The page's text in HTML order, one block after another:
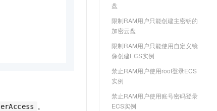
。
盘
限制RAM用户只能创建主密钥的
加密云盘
限制RAM用户只能使用自定义镜
像创建ECS实例
禁止RAM用户使用root登录ECS
实例
禁止RAM用户使用账号密码登录
ECS实例